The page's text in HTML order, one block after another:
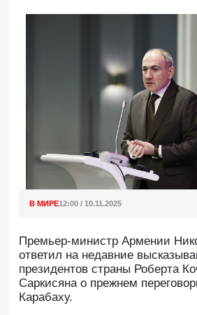
В МИРЕ12:00 / 10.11.2025
Премьер-министр Армении
ответил на недавние
президентов страны Роберта
Саркисяна о прежнем
Карабаху.